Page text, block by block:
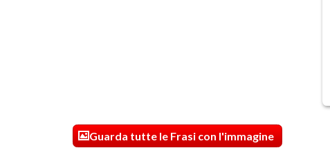
Guarda tutte le Frasi con l'immagine